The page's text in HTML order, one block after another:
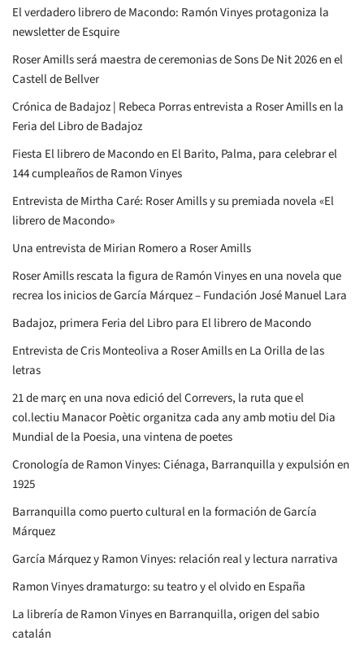
El verdadero librero de Macondo: Ramón Vinyes protagoniza la
newsletter de Esquire
Roser Amills será maestra de ceremonias de Sons De Nit 2026 en el
Castell de Bellver
Crónica de Badajoz | Rebeca Porras entrevista a Roser Amills en la
Feria del Libro de Badajoz
Fiesta El librero de Macondo en El Barito, Palma, para celebrar el
144 cumpleaños de Ramon Vinyes
Entrevista de Mirtha Caré: Roser Amills y su premiada novela «El
librero de Macondo»
Una entrevista de Mirian Romero a Roser Amills
Roser Amills rescata la figura de Ramón Vinyes en una novela que
recrea los inicios de García Márquez – Fundación José Manuel Lara
Badajoz, primera Feria del Libro para El librero de Macondo
Entrevista de Cris Monteoliva a Roser Amills en La Orilla de las
letras
21 de març en una nova edició del Correvers, la ruta que el
col.lectiu Manacor Poètic organitza cada any amb motiu del Dia
Mundial de la Poesia, una vintena de poetes
Cronología de Ramon Vinyes: Ciénaga, Barranquilla y expulsión en
1925
Barranquilla como puerto cultural en la formación de García
Márquez
García Márquez y Ramon Vinyes: relación real y lectura narrativa
Ramon Vinyes dramaturgo: su teatro y el olvido en España
La librería de Ramon Vinyes en Barranquilla, origen del sabio
catalán